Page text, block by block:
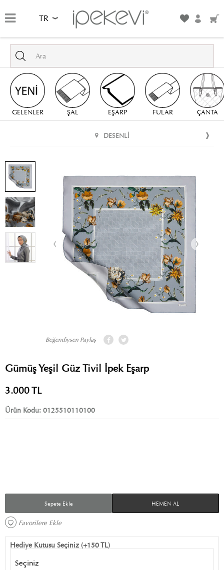
TR
GELENLER ŞAL EŞARP FULAR ÇANTA
DESENLI
Beğendiysen Paylaş
Gümüş Yeşil Güz Tivil İpek Eşarp
3.000TL
Ürün Kodu: 0125510110100
Sepete Ekle HEMEN AL
Favorilere Ekle
Hediye Kutusu Seçiniz (+150 TL)
Seçiniz